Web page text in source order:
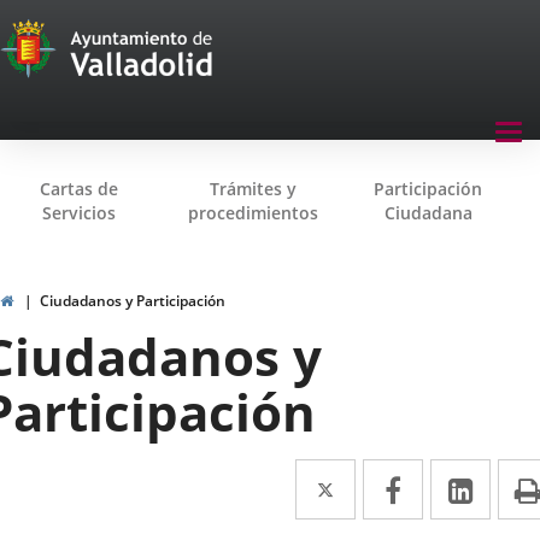
Transparencia
Menu
Transparencia
Cartas de
Servicios
Trámites y
procedimientos
Participación
Ciudadana
InicioCiudadanos y Participación
y
Twitter
Enlace
a
Facebook
Enlace
a
a